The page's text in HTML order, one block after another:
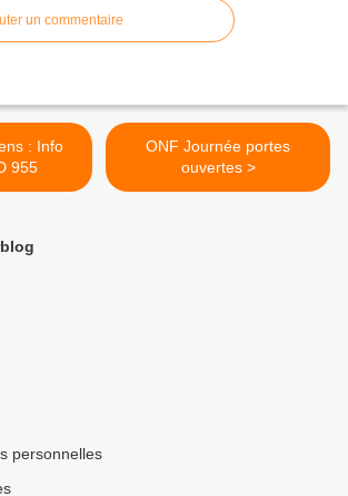
un commentaire
955
ONF Journée portes
ouvertes >
personnelles